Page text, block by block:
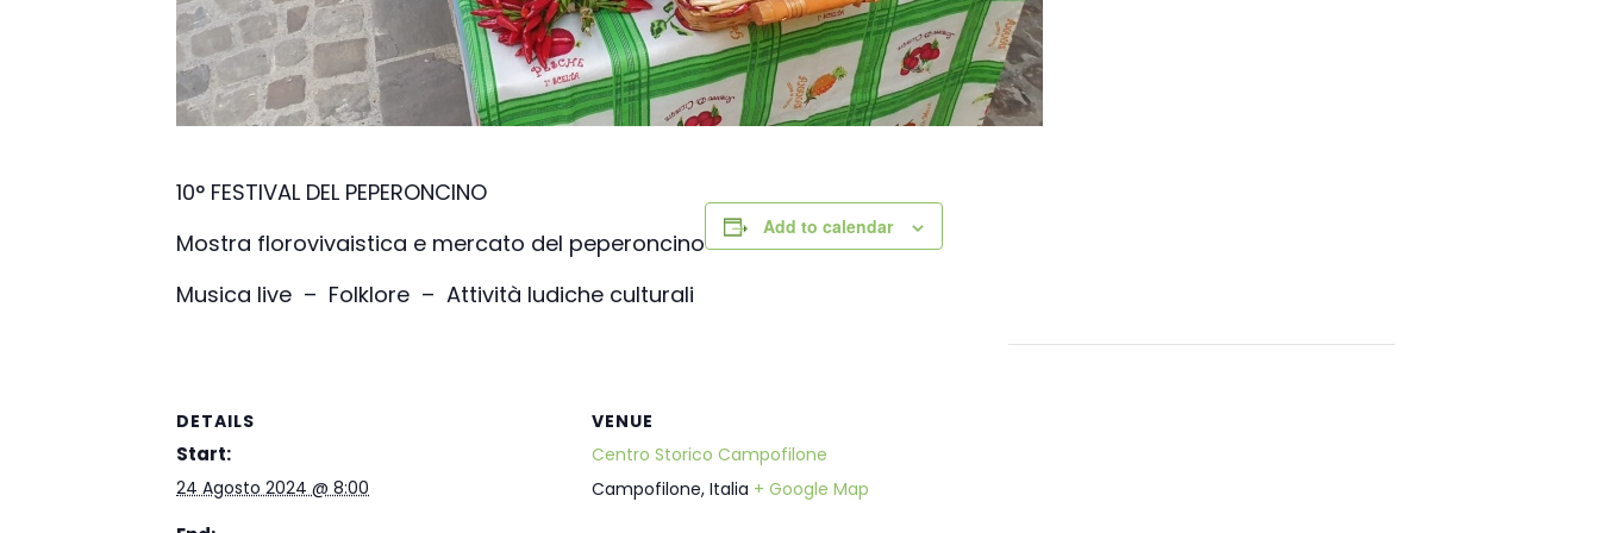
quelle dell’entroterra
Passi di pietra fra borghi e castelli
del fermano
10° FESTIVAL DEL PEPERONCINO
Mostra florovivaistica e mercato del peperoncino
Musica live – Folklore – Attività ludiche culturali
Add to calendar
DETAILS
Start:
24 Agosto 2024 @ 8:00
VENUE
Centro Storico Campofilone
Campofilone, Italia + Google Map